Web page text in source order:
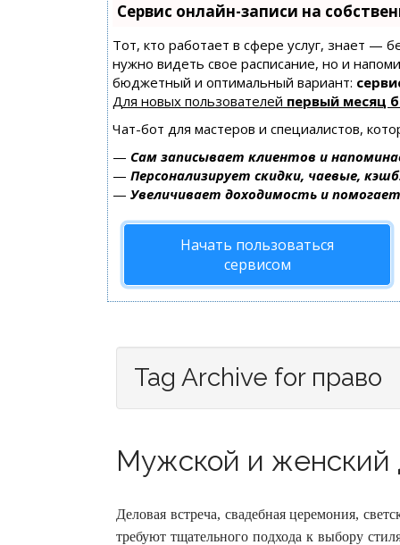
Сервис онлайн-записи на
Тот, кто работает в сфере услуг, знает —
нужно видеть свое расписание, но и
бюджетный и оптимальный вариант:
Для новых пользователей первый месяц
Чат-бот для мастеров и специалистов,
— Сам записывает клиентов и
— Персонализирует скидки, чаевые,
— Увеличивает доходимость и
Начать пользоваться
сервисом
Tag Archive for право
Мужской и женский
Деловая встреча, свадебная церемония,
требуют тщательного подхода к выбору